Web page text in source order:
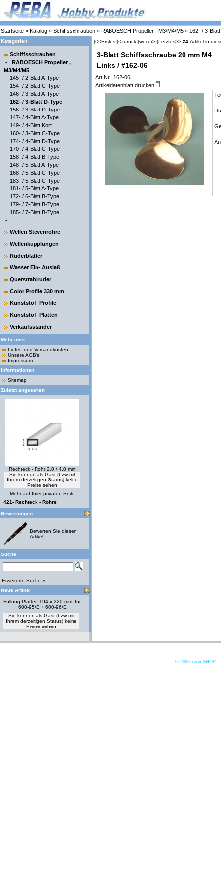
Startseite » Katalog » Schiffsschrauben » RABOESCH Propeller , M3/M4/M5 » 162- / 3-
Kategorien
Schiffsschrauben
- RABOESCH Propeller ,
M3/M4/M5
145- / 2-Blatt A-Type
154- / 2-Blatt C-Type
146- / 3-Blatt A-Type
162- / 3-Blatt D-Type
156- / 3-Blatt D-Type
147- / 4-Blatt A-Type
149- / 4-Blatt Kort
160- / 3-Blatt C-Type
174- / 4-Blatt D-Type
170- / 4-Blatt C-Type
158- / 4-Blatt B-Type
148- / 5-Blatt A-Type
168- / 5-Blatt C-Type
183- / 5-Blatt C-Type
181- / 5-Blatt A-Type
172- / 6-Blatt B-Type
179- / 7-Blatt B-Type
185- / 7-Blatt B-Type
-
Wellen Stevenrohre
Wellenkupplungen
Ruderblätter
Wasser Ein- Auslaß
Querstrahlruder
Color Profile 330 mm
Kunststoff Profile
Kunststoff Platten
Verkaufsständer
Mehr über...
Liefer- und Versandkosten
Unsere AGB's
Impressum
Informationen
Sitemap
Zuletzt angesehen
Rechteck - Rohr 2,0 / 4,0 mm
Sie können als Gast (bzw mit
Ihrem derzeitigen Status) keine
Preise sehen
Mehr auf Ihrer privaten Seite
421- Rechteck - Rohre
Bewertungen
Bewerten Sie diesen
Artikel!
Suche
Erweiterte Suche »
Neue Artikel
Füllung Platten 194 x 320 mm, für
600-95/E + 600-96/E
Sie können als Gast (bzw mit
Ihrem derzeitigen Status) keine
Preise sehen
[<<Erstes][<zurück][weiter>][Letztes>>]24 Artikel in
3-Blatt Schiffsschraube 20 mm M4
Links / #162-06
Art.Nr.: 162-06
Artikeldatenblatt drucken
© 2006 xoomSHOP. -